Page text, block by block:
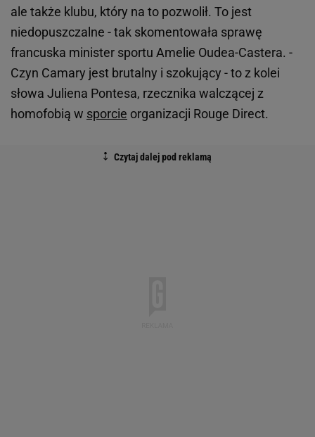
ale także klubu, który na to pozwolił. To jest
niedopuszczalne - tak skomentowała sprawę
francuska minister sportu Amelie Oudea-Castera. -
Czyn Camary jest brutalny i szokujący - to z kolei
słowa Juliena Pontesa, rzecznika walczącej z
homofobią w sporcie organizacji Rouge Direct.